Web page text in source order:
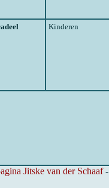
Kinderen
Jitske van der Schaaf-